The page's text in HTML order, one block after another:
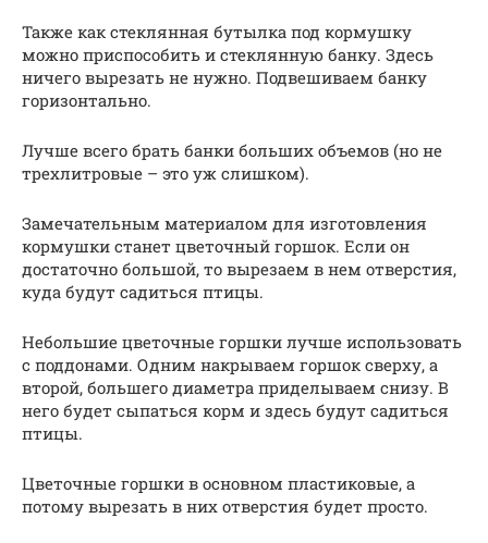
Также как стеклянная бутылка под кормушку
можно приспособить и стеклянную банку. Здесь
ничего вырезать не нужно. Подвешиваем банку
горизонтально.
Лучше всего брать банки больших объемов (но не
трехлитровые – это уж слишком).
Замечательным материалом для изготовления
кормушки станет цветочный горшок. Если он
достаточно большой, то вырезаем в нем отверстия,
куда будут садиться птицы.
Небольшие цветочные горшки лучше использовать
с поддонами. Одним накрываем горшок сверху, а
второй, большего диаметра приделываем снизу. В
него будет сыпаться корм и здесь будут садиться
птицы.
Цветочные горшки в основном пластиковые, а
потому вырезать в них отверстия будет просто.